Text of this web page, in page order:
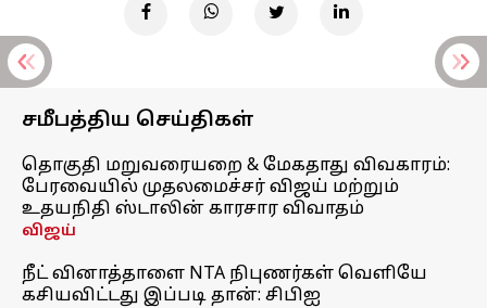
சமீபத்திய செய்திகள்
தொகுதி மறுவரையறை & மேகதாது விவகாரம்:
பேரவையில் முதலமைச்சர் விஜய் மற்றும்
உதயநிதி ஸ்டாலின் காரசார விவாதம்
விஜய்
நீட் வினாத்தாளை NTA நிபுணர்கள் வெளியே
கசியவிட்டது இப்படி தான்: சிபிஐ